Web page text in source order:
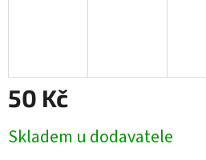
50 Kč
cena:
Skladem u dodavatele